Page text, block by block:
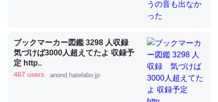
昆虫ってカルシウム少ないのか。知らんかった。調べたら
コオロギのカルシウム分はエビの600分の1程度。
─ニュース :: 【研究発表】昆虫学の大問題＝「昆虫はなぜ海にいな
ブックマーカー図鑑 3298 人収録
気づけば3000人超えてたよ 収録予
定 http..
467 users anond.hatelabo.jp